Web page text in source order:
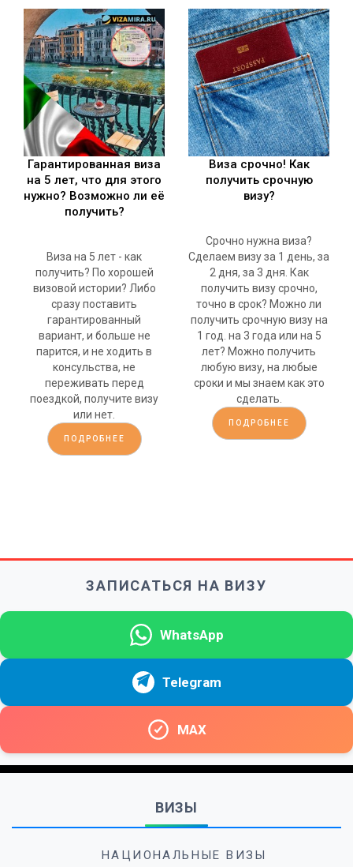
Гарантированная виза
на 5 лет, что для этого
нужно? Возможно ли её
получить?
Виза на 5 лет - как
получить? По хорошей
визовой истории? Либо
сразу поставить
гарантированный
вариант, и больше не
парится, и не ходить в
консульства, не
переживать перед
поездкой, получите визу
или нет.
ПОДРОБНЕЕ
Виза срочно! Как
получить срочную
визу?
Срочно нужна виза?
Сделаем визу за 1 день, за
2 дня, за 3 дня. Как
получить визу срочно,
точно в срок? Можно ли
получить срочную визу на
1 год. на 3 года или на 5
лет? Можно получить
любую визу, на любые
сроки и мы знаем как это
сделать.
ПОДРОБНЕЕ
ЗАПИСАТЬСЯ НА ВИЗУ
WhatsApp
Telegram
MAX
ВИЗЫ
НАЦИОНАЛЬНЫЕ ВИЗЫ